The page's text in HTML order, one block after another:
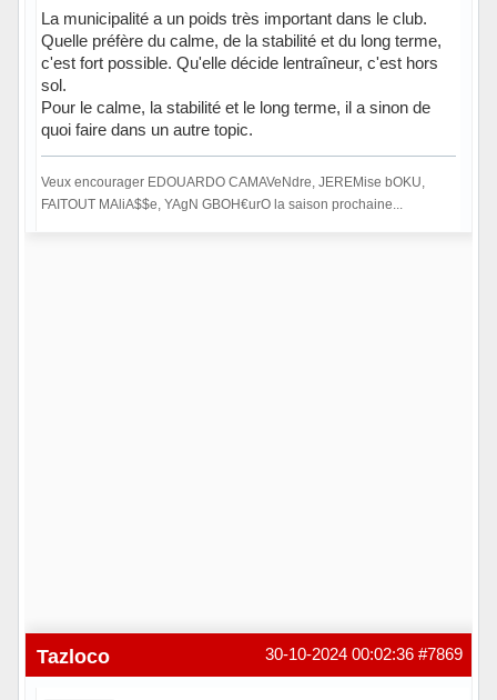
La municipalité a un poids très important dans le club.
Quelle préfère du calme, de la stabilité et du long terme,
c'est fort possible. Qu'elle décide lentraîneur, c'est hors
sol.
Pour le calme, la stabilité et le long terme, il a sinon de
quoi faire dans un autre topic.
Veux encourager EDOUARDO CAMAVeNdre, JEREMise bOKU,
FAITOUT MAliA$$e, YAgN GBOH€urO la saison prochaine...
#7869
30-10-2024 00:02:36
Tazloco